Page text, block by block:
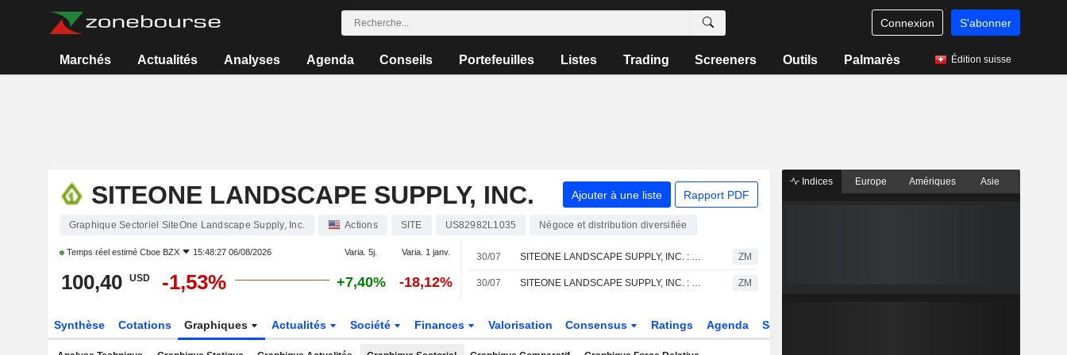
Connexion S'abonner
Marchés Actualités Analyses Agenda Conseils Portefeuilles Listes Trading Screeners Outils Palmarès Édition suisse
SITEONE LANDSCAPE SUPPLY, INC. Ajouter à une liste Rapport PDF
Graphique Sectoriel SiteOne Landscape Supply, Inc. Actions SITE US82982L1035 Négoce et distribution diversifiée
Temps réel estimé Cboe BZX 15:48:27 06/08/2026 Varia. 5j. Varia. 1 janv.
100,40 USD -1,53% +7,40% -18,12%
30/07 SITEONE LANDSCAPE SUPPLY, INC. : Deutsche Bank Securities à l'achat ZM
30/07 SITEONE LANDSCAPE SUPPLY, INC. : UBS toujours neutre sur le dossier ZM
Synthèse Cotations Graphiques Actualités Société Finances Valorisation Consensus Ratings Agenda Secteur
Indices Europe Amériques Asie